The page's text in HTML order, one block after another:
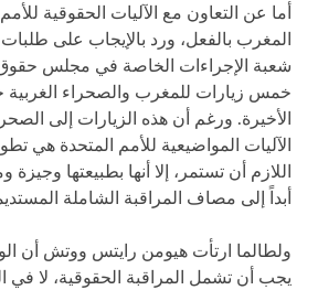
أما عن التعاون مع الآليات الحقوقية
المغرب بالفعل، ورد بالإيجاب على طلبات
شعبة الإجراءات الخاصة في مجلس
خمس زيارات للمغرب والصحراء الغربية
الأخيرة. ورغم أن هذه الزيارات إلى
الآليات المواضيعية للأمم المتحدة هي
اللازم أن تستمر، إلا أنها بطبيعتها
أبداً إلى مصاف المراقبة الشاملة
ولطالما ارتأت هيومن رايتس ووتش أن
يجب أن تشمل المراقبة الحقوقية، لا في